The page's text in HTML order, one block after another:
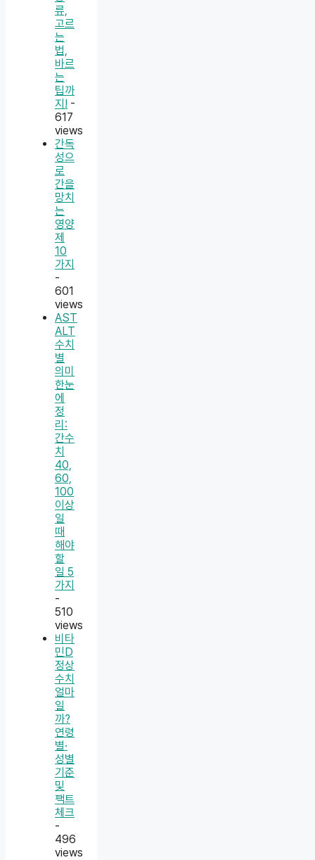
류,
고르
는
법,
바르
는
팁까
지! -
617
views
간독
성으
로
간을
망치
는
영양
제
10
가지
-
601
views
AST
ALT
수치
별
의미
한눈
에
정
리:
간수
치
40,
60,
100
이상
일
때
해야
할
일 5
가지
-
510
views
비타
민D
정상
수치
얼마
일
까?
연령
별·
성별
기준
및
팩트
체크
-
496
views